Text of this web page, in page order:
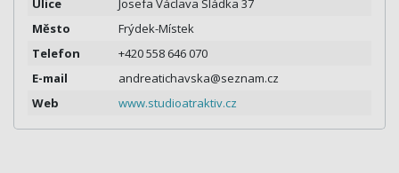
Ulice
Josefa Václava Sládka 37
Město
Frýdek-Místek
Telefon
+420 558 646 070
E-mail
andreatichavska@seznam.cz
Web
www.studioatraktiv.cz